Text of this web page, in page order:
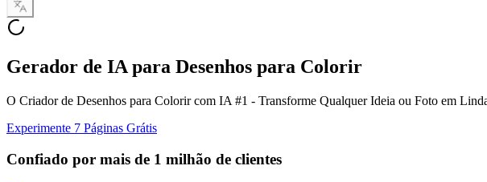
Gerador de IA para Desenhos para Colorir
O Criador de Desenhos para Colorir com IA #1 - Transforme Qualquer Ideia ou Foto em
Experimente 7 Páginas Grátis
Confiado por mais de 1 milhão de clientes